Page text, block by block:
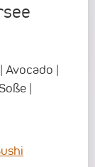
Avocado |
|